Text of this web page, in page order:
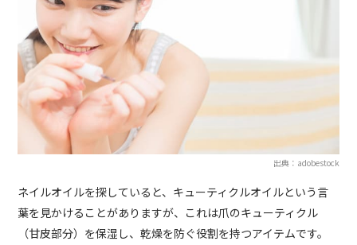
出典：adobestock
ネイルオイルを探していると、キューティクルオイルという言
葉を見かけることがありますが、これは爪のキューティクル
（甘皮部分）を保湿し、乾燥を防ぐ役割を持つアイテムです。